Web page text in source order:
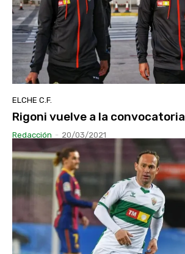
ELCHE C.F.
Rigoni vuelve a la convocatoria
Redacción - 20/03/2021